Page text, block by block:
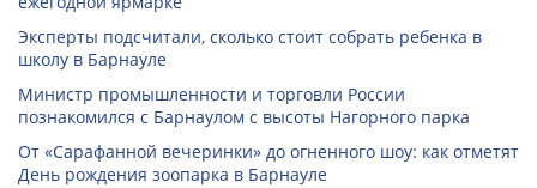
Эксперты подсчитали, сколько стоит собрать ребенка в
школу в Барнауле
Министр промышленности и торговли России
познакомился с Барнаулом с высоты Нагорного парка
От «Сарафанной вечеринки» до огненного шоу: как отметят
День рождения зоопарка в Барнауле